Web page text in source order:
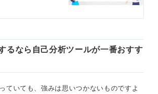
り方、注意点など
るなら自己分析ツールが一番おすす
ていても、強みは思いつかないものですよ